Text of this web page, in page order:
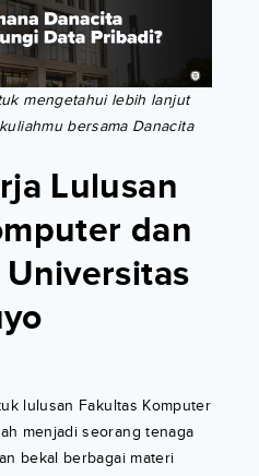
mengetahui lebih lanjut
bersama Danacita
Lulusan
dan
lulusan Fakultas Komputer
menjadi seorang tenaga
bekal berbagai materi